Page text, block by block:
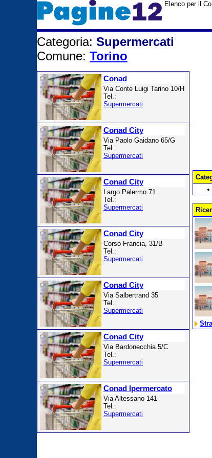
Elenco per il
Categoria: Supermercati
Comune: Torino
Conad
Via Conte Luigi Tarino 10/H
Tel.:
Supermercati
Conad City
Via Paolo Gaidano 65/G
Tel.:
Supermercati
Conad City
Largo Palermo 71
Tel.:
Supermercati
Conad City
Corso Francia, 31/B
Tel.:
Supermercati
Conad City
Via Salbertrand 35
Tel.:
Supermercati
Conad City
Via Bardonecchia 5/C
Tel.:
Supermercati
Conad Ipermercato
Via Altessano 141
Tel.:
Supermercati